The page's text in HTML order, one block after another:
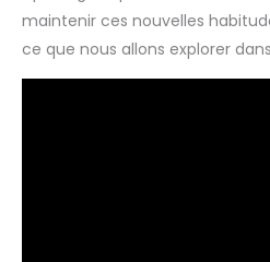
maintenir ces nouvelles
ce que nous allons explorer